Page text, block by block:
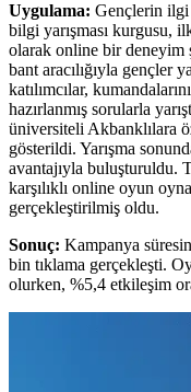
Uygulama: Gençlerin
bilgi yarışması kurgusu,
olarak online bir deneyim
bant aracılığıyla gençler
katılımcılar,
hazırlanmış sorularla
üniversiteli Akbanklılara
gösterildi. Yarışma
avantajıyla buluşturuldu.
karşılıklı online oyun
gerçekleştirilmiş oldu.
Sonuç: Kampanya
bin tıklama gerçekleşti.
olurken, %5,4 etkileşim